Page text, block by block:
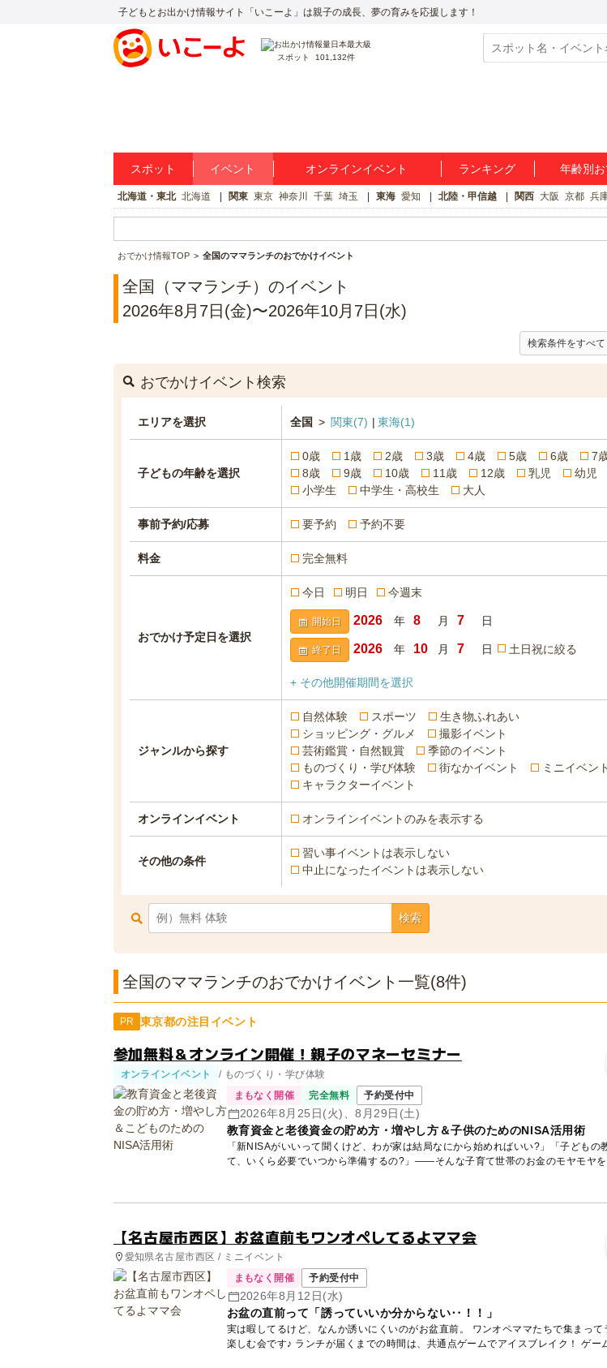
子どもとお出かけ情報サイト「いこーよ」は親子の成長、夢の育みを応援します！
スポット 101,132件
スポット イベント オンラインイベント ランキング 年齢別
北海道・東北 北海道 関東 東京 神奈川 千葉 埼玉 東海 愛知 北陸・甲信越 関西 大阪 京都 兵
おでかけ情報TOP 全国のママランチのおでかけイベント
全国（ママランチ）のイベント
2026年8月7日(金)〜2026年10月7日(水)
検索条件をすべて
おでかけイベント検索
エリアを選択 全国 > 関東(7) 東海(1)
子どもの年齢を選択
0歳 1歳 2歳 3歳 4歳 5歳 6歳
7
8歳
9歳 10歳 11歳 12歳 乳児
幼児
小学生
中学生・高校生 大人
事前予約/応募 要予約 予約不要
料金 完全無料
おでかけ予定日を選択
今日 明日 今週末
開始日 年 月 日
終了日 年 月 日 土日祝に絞る
+ その他開催期間を選択
ジャンルから探す
自然体験 スポーツ
生き物ふれあい
ショッピング・グルメ
撮影イベント
芸術鑑賞・自然観賞
季節のイベント
ものづくり・学び体験
街なかイベント
ミニイベント
キャラクターイベント
オンラインイベント オンラインイベントのみを表示する
その他の条件
習い事イベントは表示しない
中止になったイベントは表示しない
検索
全国のママランチのおでかけイベント一覧(8件)
PR 東京都の注目イベント
参加無料＆オンライン開催！親子のマネーセミナー
オンラインイベント / ものづくり・学び体験
まもなく開催 完全無料 予約受付中
2026年8月25日(火)、8月29日(土)
教育資金と老後資金の貯め方・増やし方＆子供のためのNISA活用術
「新NISAがいいって聞くけど、わが家は結局なにから始めればいい?」「子どもの
て、いくら必要でいつから準備するの?」——そんな子育て世帯のお金のモヤモヤ
【名古屋市西区】お盆直前もワンオペしてるよママ会
愛知県名古屋市西区 / ミニイベント
まもなく開催 予約受付中
2026年8月12日(水)
お盆の直前って「誘っていいか分からない‥！！」
実は暇してるけど、なんか誘いにくいのがお盆直前。 ワンオペママたちで集まって
楽しむ会です♪ ランチが届くまでの時間は、共通点ゲームでアイスブレイク！ ゲー